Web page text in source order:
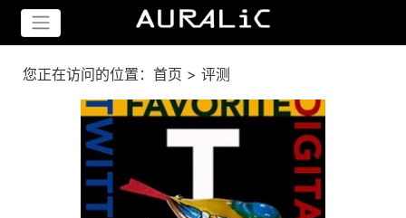
您正在访问的位置： 首页 > 评测